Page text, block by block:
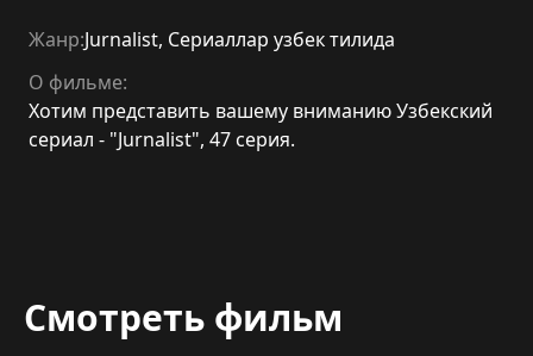
Жанр:Jurnalist, Сериаллар узбек тилида
О фильме:
Хотим представить вашему вниманию Узбекский
сериал - "Jurnalist", 47 серия.
Смотреть фильм